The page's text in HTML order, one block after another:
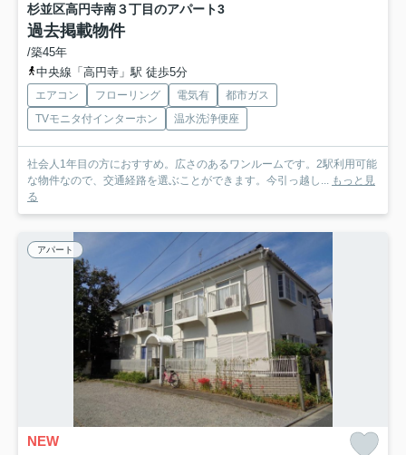
杉並区高円寺南３丁目のアパート3
過去掲載物件
/築45年
中央線「高円寺」駅 徒歩5分
エアコン フローリング 電気有
都市ガス
TVモニタ付インターホン
温水洗浄便座
社会人1年目の方におすすめ。広さのあるワンルームです。2駅利用可能
な物件なので、交通経路を選ぶことができます。今引っ越し...
もっと見
る
アパート
NEW